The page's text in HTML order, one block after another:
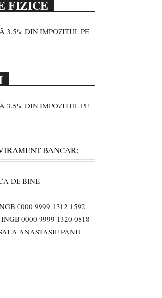
FIZICE
3,5% DIN IMPOZITUL PE
3,5% DIN IMPOZITUL PE
BANCAR:
DE BINE
0000 9999 1312 1592
0000 9999 1320 0818
ANASTASIE PANU